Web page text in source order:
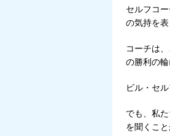
セルフコ
の気持を表
コーチは
の勝利の
ビル・セ
でも、私
を聞くこ